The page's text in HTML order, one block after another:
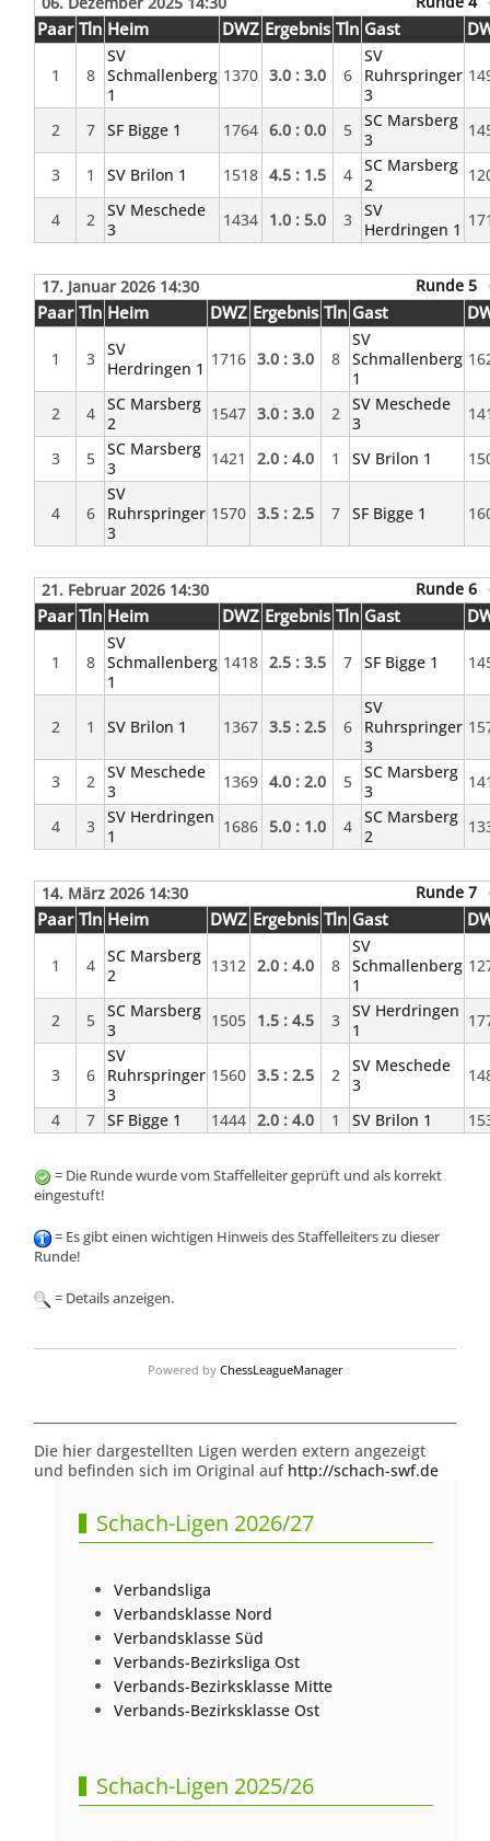
Paar Tln Heim DWZ Ergebnis Tln Gast
1 8
SV
Schmallenberg
1
1370 3.0 : 3.0 6
SV
Ruhrspringer
3
2 7 SF Bigge 1 1764 6.0 : 0.0 5 SC Marsberg
3
3 1 SV Brilon 1 1518 4.5 : 1.5 4 SC Marsberg
2
4 2 SV Meschede
3
1434 1.0 : 5.0 3 SV
Herdringen 1
17. Januar 2026 14:30 Runde 5
Paar Tln Heim DWZ Ergebnis Tln Gast
1 3 SV
Herdringen 1 1716 3.0 : 3.0 8
SV
Schmallenberg
1
2 4 SC Marsberg
2
1547 3.0 : 3.0 2 SV Meschede
3
3 5 SC Marsberg
3
1421 2.0 : 4.0 1 SV Brilon 1
4 6
SV
Ruhrspringer
3
1570 3.5 : 2.5 7 SF Bigge 1
21. Februar 2026 14:30 Runde 6
Paar Tln Heim DWZ Ergebnis Tln Gast
1 8
SV
Schmallenberg
1
1418 2.5 : 3.5 7 SF Bigge 1
2 1 SV Brilon 1 1367 3.5 : 2.5 6
SV
Ruhrspringer
3
3 2 SV Meschede
3
1369 4.0 : 2.0 5 SC Marsberg
3
4 3 SV Herdringen
1
1686 5.0 : 1.0 4 SC Marsberg
2
14. März 2026 14:30 Runde 7
Paar Tln Heim DWZ Ergebnis Tln Gast
1 4 SC Marsberg
2
1312 2.0 : 4.0 8
SV
Schmallenberg
1
2 5 SC Marsberg
3
1505 1.5 : 4.5 3 SV Herdringen
1
3 6
SV
Ruhrspringer
3
1560 3.5 : 2.5 2 SV Meschede
3
4 7 SF Bigge 1 1444 2.0 : 4.0 1 SV Brilon 1
= Die Runde wurde vom Staffelleiter geprüft und als korrekt
eingestuft!
= Es gibt einen wichtigen Hinweis des Staffelleiters zu dieser
Runde!
= Details anzeigen.
Powered by ChessLeagueManager
Die hier dargestellten Ligen werden extern angezeigt
und befinden sich im Original auf http://schach-swf.de
Schach-Ligen 2026/27
Verbandsliga
Verbandsklasse Nord
Verbandsklasse Süd
Verbands-Bezirksliga Ost
Verbands-Bezirksklasse Mitte
Verbands-Bezirksklasse Ost
Schach-Ligen 2025/26